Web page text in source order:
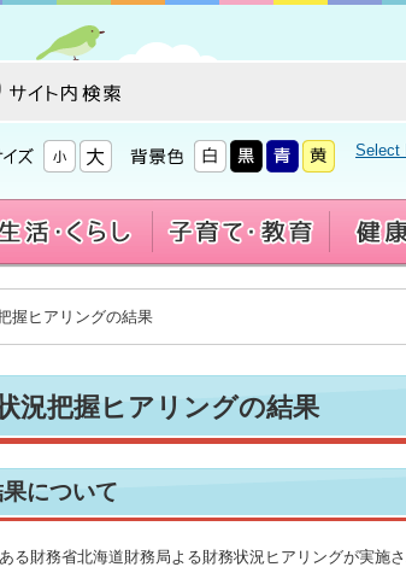
Select
握ヒアリングの結果
況把握ヒアリングの結果
について
る財務省北海道財務局よる財務状況ヒアリングが実施